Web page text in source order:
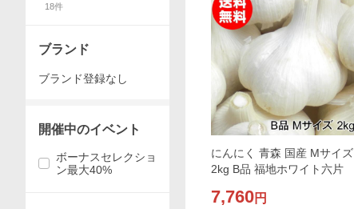
にんにく 青森 国産 Mサイズ
2kg B品 福地ホワイト六片
7,760円
用）
18件
ブランド
ブランド登録なし
開催中のイベント
ボーナスセレクショ
ン最大40%